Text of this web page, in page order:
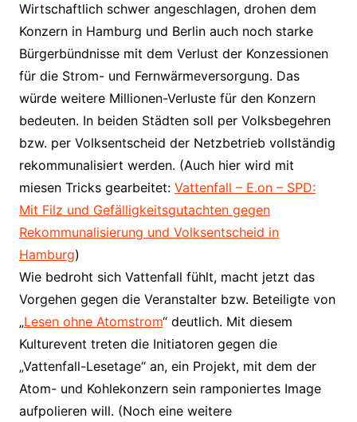
Wirtschaftlich schwer angeschlagen, drohen dem
Konzern in Hamburg und Berlin auch noch starke
Bürgerbündnisse mit dem Verlust der Konzessionen
für die Strom- und Fernwärmeversorgung. Das
würde weitere Millionen-Verluste für den Konzern
bedeuten. In beiden Städten soll per Volksbegehren
bzw. per Volksentscheid der Netzbetrieb vollständig
rekommunalisiert werden. (Auch hier wird mit
miesen Tricks gearbeitet: Vattenfall – E.on – SPD:
Mit Filz und Gefälligkeitsgutachten gegen
Rekommunalisierung und Volksentscheid in
Hamburg)
Wie bedroht sich Vattenfall fühlt, macht jetzt das
Vorgehen gegen die Veranstalter bzw. Beteiligte von
„Lesen ohne Atomstrom“ deutlich. Mit diesem
Kulturevent treten die Initiatoren gegen die
„Vattenfall-Lesetage“ an, ein Projekt, mit dem der
Atom- und Kohlekonzern sein ramponiertes Image
aufpolieren will. (Noch eine weitere